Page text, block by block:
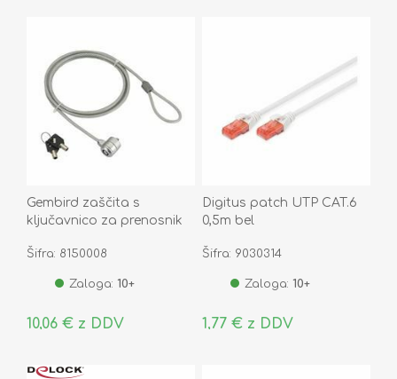
Gembird zaščita s
ključavnico za prenosnik
Šifra: 8150008
Zaloga: 10+
10,06 € z DDV
Digitus patch UTP CAT.6
0,5m bel
Šifra: 9030314
Zaloga: 10+
1,77 € z DDV